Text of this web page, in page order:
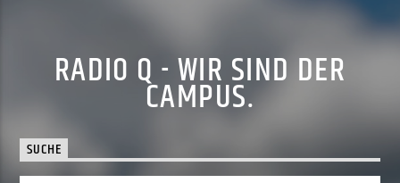
RADIO Q - WIR SIND DER
CAMPUS.
SUCHE